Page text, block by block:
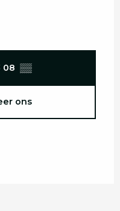
08 ▒▒
ons